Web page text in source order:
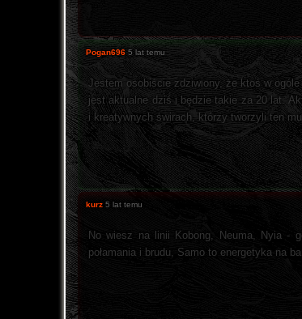
Pogan696 5 lat temu
Jestem osobiście zdziwiony, że ktoś w
jest aktualne dziś i będzie takie za 20 lat.
i kreatywnych świrach, którzy tworzyli ten
kurz 5 lat temu
No wiesz na linii Kobong, Neuma, Nyia -
połamania i brudu, Samo to energetyka na